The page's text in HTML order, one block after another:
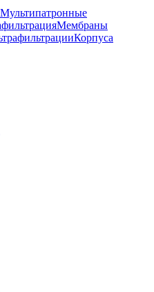
Мультипатронные
Мембраны
Корпуса